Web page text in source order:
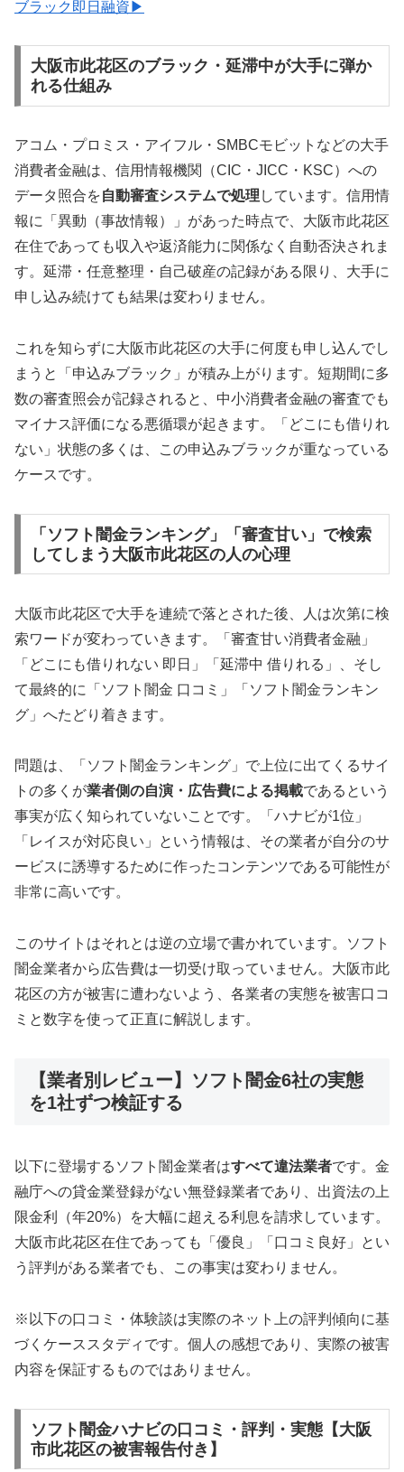
ブラック即日融資▶
大阪市此花区のブラック・延滞中が大手に弾か
れる仕組み
アコム・プロミス・アイフル・SMBCモビットなどの大手
消費者金融は、信用情報機関（CIC・JICC・KSC）への
データ照合を自動審査システムで処理 しています。信用情
報に「異動（事故情報）」があった時点で、大阪市此花区
在住であっても収入や返済能力に関係なく自動否決されま
す。延滞・任意整理・自己破産の記録がある限り、大手に
申し込み続けても結果は変わりません。
これを知らずに大阪市此花区の大手に何度も申し込んでし
まうと「申込みブラック」が積み上がります。短期間に多
数の審査照会が記録されると、中小消費者金融の審査でも
マイナス評価になる悪循環が起きます。「どこにも借りれ
ない」状態の多くは、この申込みブラックが重なっている
ケースです。
「ソフト闇金ランキング」「審査甘い」で検索
してしまう大阪市此花区の人の心理
大阪市此花区で大手を連続で落とされた後、人は次第に検
索ワードが変わっていきます。「審査甘い消費者金融」
「どこにも借りれない 即日」「延滞中 借りれる」、そし
て最終的に「ソフト闇金 口コミ」「ソフト闇金ランキン
グ」へたどり着きます。
問題は、「ソフト闇金ランキング」で上位に出てくるサイ
トの多くが業者側の自演・広告費による掲載であるという
事実が広く知られていないことです。「ハナビが1位」
「レイスが対応良い」という情報は、その業者が自分のサ
ービスに誘導するために作ったコンテンツである可能性が
非常に高いです。
このサイトはそれとは逆の立場で書かれています。ソフト
闇金業者から広告費は一切受け取っていません。大阪市此
花区の方が被害に遭わないよう、各業者の実態を被害口コ
ミと数字を使って正直に解説します。
【業者別レビュー】ソフト闇金6社の実態
を1社ずつ検証する
以下に登場するソフト闇金業者はすべて違法業者です。金
融庁への貸金業登録がない無登録業者であり、出資法の上
限金利（年20%）を大幅に超える利息を請求しています。
大阪市此花区在住であっても「優良」「口コミ良好」とい
う評判がある業者でも、この事実は変わりません。
※以下の口コミ・体験談は実際のネット上の評判傾向に基
づくケーススタディです。個人の感想であり、実際の被害
内容を保証するものではありません。
ソフト闇金ハナビの口コミ・評判・実態【大阪
市此花区の被害報告付き】